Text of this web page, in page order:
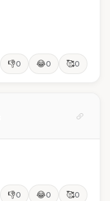
👎0 😂0 🥰0
👎0 😂0 🥰0